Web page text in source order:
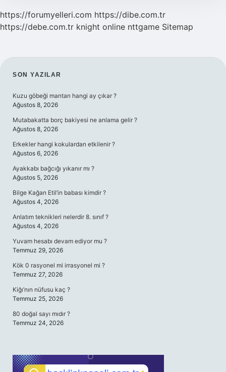
https://forumyelleri.com https://dibe.com.tr
https://debe.com.tr knight online nttgame Sitemap
SIDEBAR
SON YAZILAR
Kuzu göbeği mantarı hangi ay çıkar ?
Ağustos 8, 2026
Mutabakatta borç bakiyesi ne anlama gelir ?
Ağustos 8, 2026
Erkekler hangi kokulardan etkilenir ?
Ağustos 6, 2026
Ayakkabı bağcığı yıkanır mı ?
Ağustos 5, 2026
Bilge Kağan Etil’in babası kimdir ?
Ağustos 4, 2026
Anlatım teknikleri nelerdir 8. sınıf ?
Ağustos 4, 2026
Yuvam hesabı devam ediyor mu ?
Temmuz 29, 2026
Kök 0 rasyonel mi irrasyonel mi ?
Temmuz 27, 2026
Kiğı’nın nüfusu kaç ?
Temmuz 25, 2026
80 doğal sayı mıdır ?
Temmuz 24, 2026